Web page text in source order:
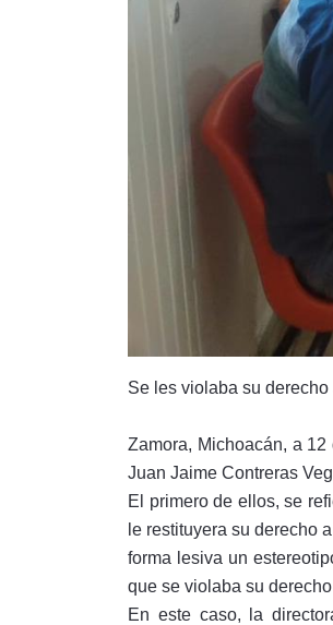
Se les violaba su
Zamora, Michoacán, a
Juan Jaime Contreras
El primero de ellos, se
le restituyera su derecho
forma lesiva un
que se violaba su
En este caso, la